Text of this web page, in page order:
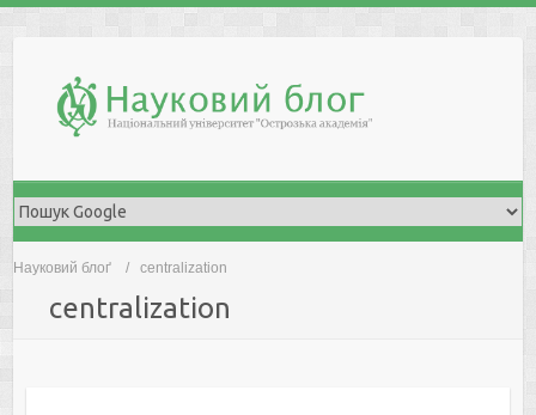
Науковий блоґ centralization
centralization